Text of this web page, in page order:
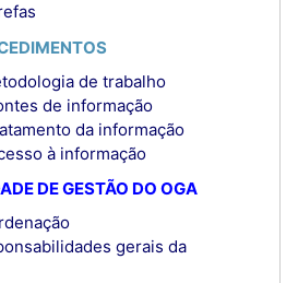
de trabalho
de informação
da informação
à informação
DE GESTÃO DO OGA
gerais da